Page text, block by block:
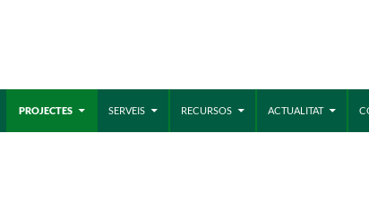
PROJECTES SERVEIS RECURSOS ACTUALITAT
MÓN ESCOLAR ALBERG